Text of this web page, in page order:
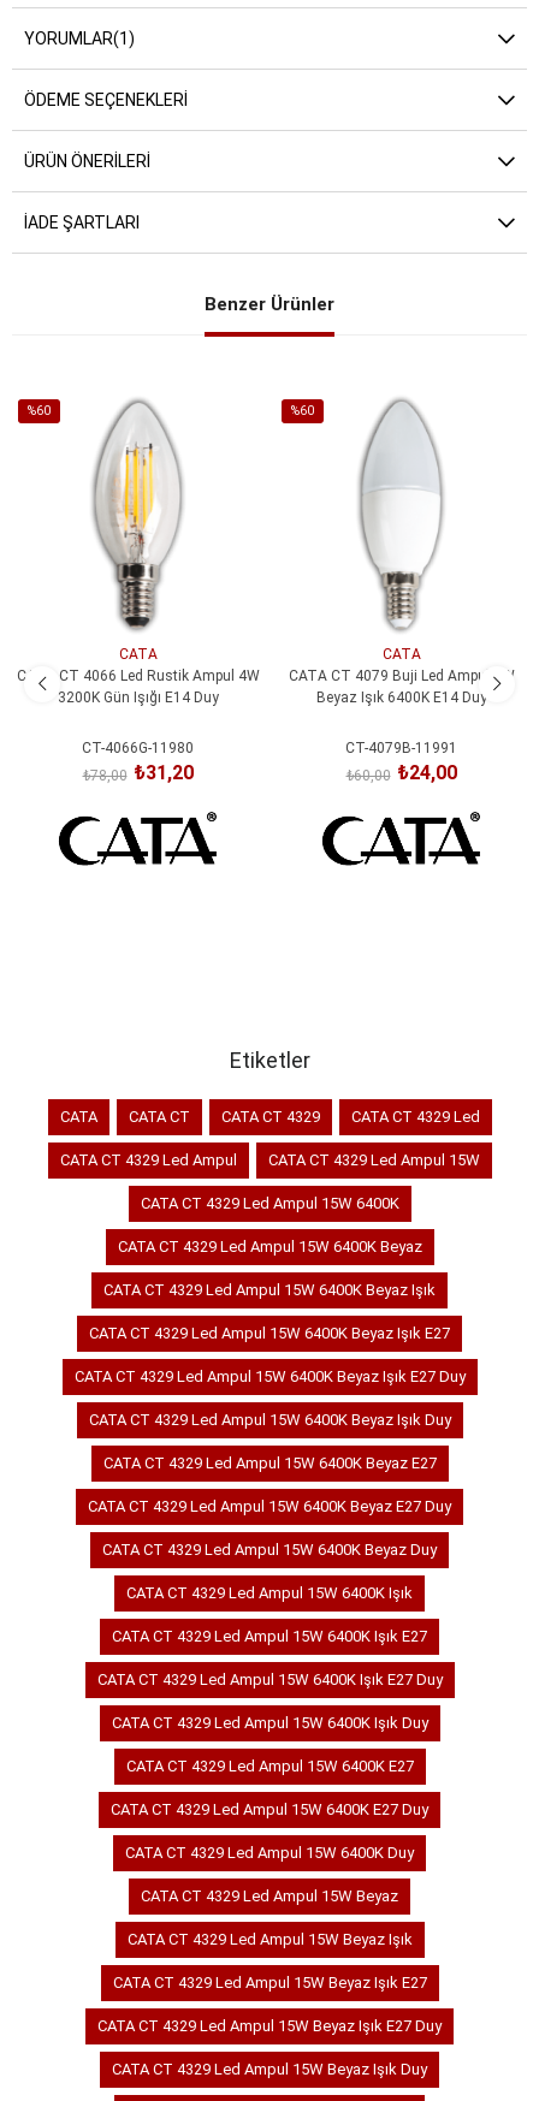
YORUMLAR(1)
ÖDEME SEÇENEKLERI
ÜRÜN ÖNERILERI
İADE ŞARTLARI
Benzer Ürünler
%60
CATA
CATA CT 4066 Led Rustik Ampul 4W
3200K Gün Işığı E14 Duy
CT-4066G-11980
₺31,20
₺78,00
%60
CATA
CATA CT 4079 Buji Led Ampul 7W
Beyaz Işık 6400K E14 Duy
CT-4079B-11991
₺24,00
₺60,00
Etiketler
CATA CATA CT CATA CT 4329 CATA CT 4329 Led
CATA CT 4329 Led Ampul CATA CT 4329 Led Ampul 15W
CATA CT 4329 Led Ampul 15W 6400K
CATA CT 4329 Led Ampul 15W 6400K Beyaz
CATA CT 4329 Led Ampul 15W 6400K Beyaz Işık
CATA CT 4329 Led Ampul 15W 6400K Beyaz Işık E27
CATA CT 4329 Led Ampul 15W 6400K Beyaz Işık E27 Duy
CATA CT 4329 Led Ampul 15W 6400K Beyaz Işık Duy
CATA CT 4329 Led Ampul 15W 6400K Beyaz E27
CATA CT 4329 Led Ampul 15W 6400K Beyaz E27 Duy
CATA CT 4329 Led Ampul 15W 6400K Beyaz Duy
CATA CT 4329 Led Ampul 15W 6400K Işık
CATA CT 4329 Led Ampul 15W 6400K Işık E27
CATA CT 4329 Led Ampul 15W 6400K Işık E27 Duy
CATA CT 4329 Led Ampul 15W 6400K Işık Duy
CATA CT 4329 Led Ampul 15W 6400K E27
CATA CT 4329 Led Ampul 15W 6400K E27 Duy
CATA CT 4329 Led Ampul 15W 6400K Duy
CATA CT 4329 Led Ampul 15W Beyaz
CATA CT 4329 Led Ampul 15W Beyaz Işık
CATA CT 4329 Led Ampul 15W Beyaz Işık E27
CATA CT 4329 Led Ampul 15W Beyaz Işık E27 Duy
CATA CT 4329 Led Ampul 15W Beyaz Işık Duy